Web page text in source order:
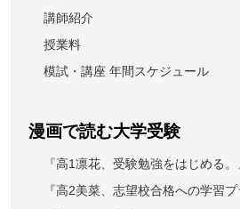
講師紹介
授業料
模試・講座 年間スケジュール
漫画で読む大学受験
『高1凛花、受験勉強をはじめる。
『高2美菜、志望校合格への学習プ